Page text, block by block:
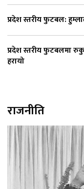
प्रदेश स्तरीय फुटबल:
प्रदेश स्तरीय फुटबलमा
हरायो
राजनीति